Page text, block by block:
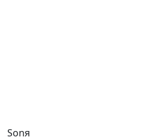
Sonя